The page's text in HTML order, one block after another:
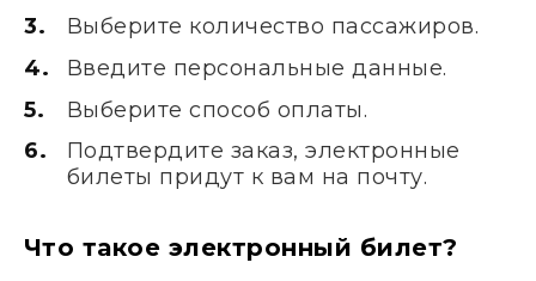
Выберите количество пассажиров.
Введите персональные данные.
Выберите способ оплаты.
Подтвердите заказ, электронные
билеты придут к вам на почту.
Что такое электронный билет?